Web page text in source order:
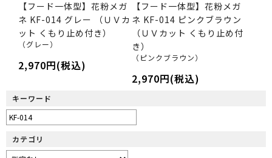
【フード一体型】花粉メガ
ネ KF-014 グレー （ＵＶカ
ット くもり止め付き）
（グレー）
2,970円(税込)
【フード一体型】花粉メガ
ネ KF-014 ピンクブラウン
（ＵＶカット くもり止め付
き）
（ピンクブラウン）
2,970円(税込)
キーワード
カテゴリ